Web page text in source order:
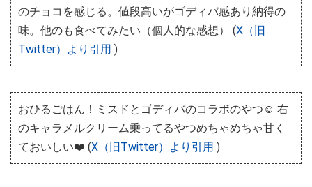
のチョコを感じる。値段高いがゴディバ感あり納得の
味。他のも食べてみたい（個人的な感想） (X（旧
Twitter）より引用 )
おひるごはん！ミスドとゴディバのコラボのやつ☺️ 右
のキャラメルクリーム乗ってるやつめちゃめちゃ甘く
ておいしい❤️ (X（旧Twitter）より引用 )